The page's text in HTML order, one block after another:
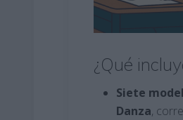
¿Qué
Siete
Danza,